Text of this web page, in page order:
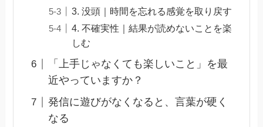
3. 没頭｜時間を忘れる感覚を取り戻す
4. 不確実性｜結果が読めないことを楽
しむ
「上手じゃなくても楽しいこと」を最
近やっていますか？
発信に遊びがなくなると、言葉が硬く
なる